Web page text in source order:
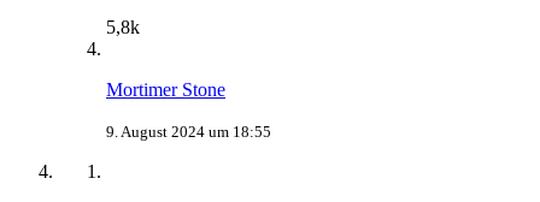
5,8k
Mortimer Stone
9. August 2024 um 18:55